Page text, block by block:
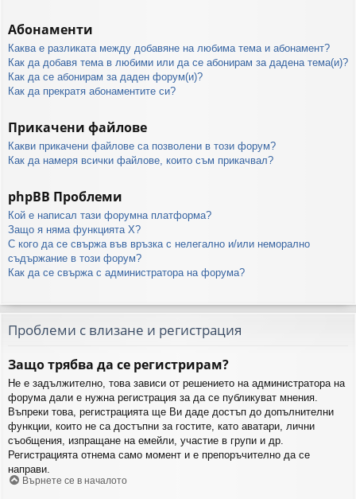
Абонаменти
Каква е разликата между добавяне на любима тема и абонамент?
Как да добавя тема в любими или да се абонирам за дадена тема(и)?
Как да се абонирам за даден форум(и)?
Как да прекратя абонаментите си?
Прикачени файлове
Какви прикачени файлове са позволени в този форум?
Как да намеря всички файлове, които съм прикачвал?
phpBB Проблеми
Кой е написал тази форумна платформа?
Защо я няма функцията X?
С кого да се свържа във връзка с нелегално и/или неморално
съдържание в този форум?
Как да се свържа с администратора на форума?
Проблеми с влизане и регистрация
Защо трябва да се регистрирам?
Не е задължително, това зависи от решението на администратора на
форума дали е нужна регистрация за да се публикуват мнения.
Въпреки това, регистрацията ще Ви даде достъп до допълнителни
функции, които не са достъпни за гостите, като аватари, лични
съобщения, изпращане на емейли, участие в групи и др.
Регистрацията отнема само момент и е препоръчително да се
направи.
Върнете се в началото